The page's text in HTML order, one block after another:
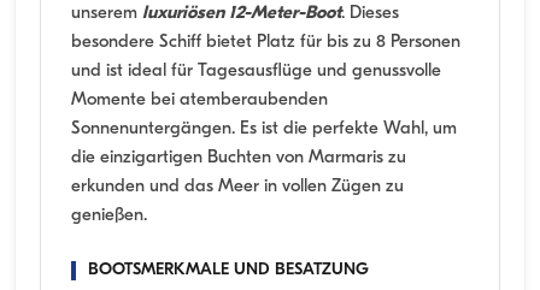
unserem luxuriösen 12-Meter-Boot. Dieses
besondere Schiff bietet Platz für bis zu 8 Personen
und ist ideal für Tagesausflüge und genussvolle
Momente bei atemberaubenden
Sonnenuntergängen. Es ist die perfekte Wahl, um
die einzigartigen Buchten von Marmaris zu
erkunden und das Meer in vollen Zügen zu
genießen.
BOOTSMERKMALE UND BESATZUNG